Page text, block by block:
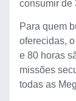
consumir de
Para quem
oferecidas,
e 80 horas
missões
todas as